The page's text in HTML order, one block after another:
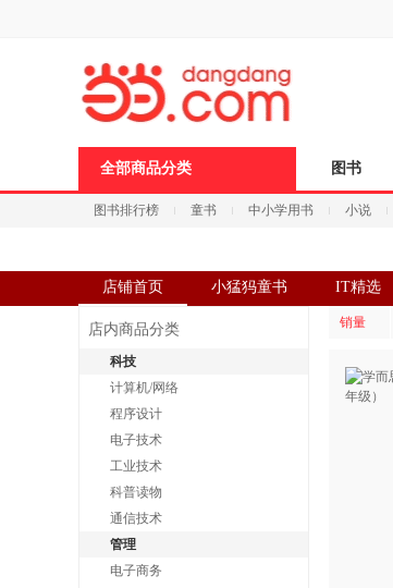
全部商品分类 图书
图书排行榜 童书 中小学用书 小说
店铺首页 小猛犸童书 IT精选
店内商品分类
科技
计算机/网络
程序设计
电子技术
工业技术
科普读物
通信技术
管理
电子商务
销量
页
浪